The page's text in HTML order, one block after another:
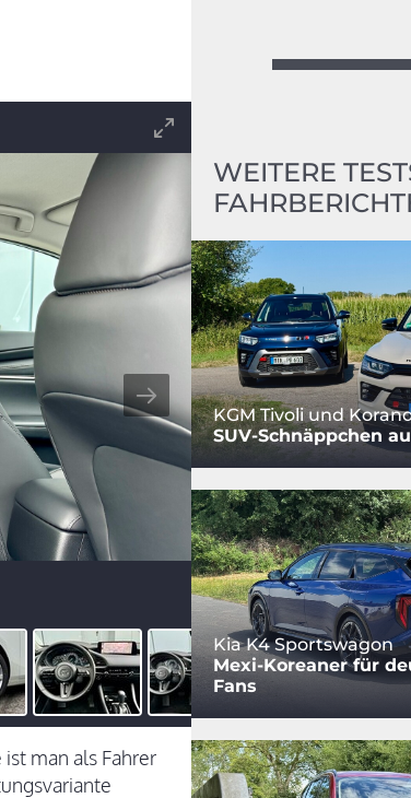
man als Fahrer
WEITERE
KGM Tivoli und
SUV-Schnäppchen
Kia K4 Sportswagon
Mexi-Koreaner für
Fans